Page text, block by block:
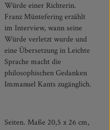
Immanuel Kants zugänglich.
Seiten. Maße 20,5 x 26 cm,